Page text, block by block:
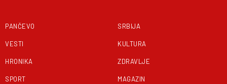
PANČEVO
VESTI
HRONIKA
SPORT
SRBIJA
KULTURA
ZDRAVLJE
MAGAZIN